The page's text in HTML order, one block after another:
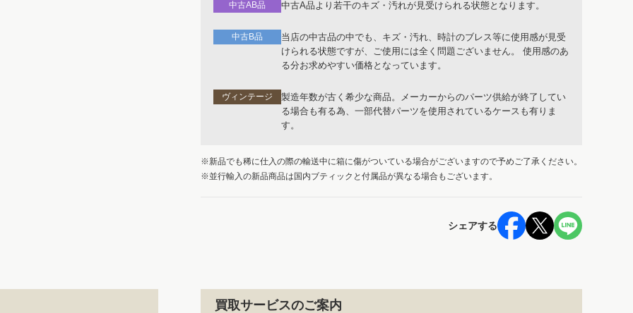
中古AB品 中古A品より若干のキズ・汚れが見受けられる状態となります。
中古B品
当店の中古品の中でも、キズ・汚れ、時計のブレス等に使用感が見受
けられる状態ですが、ご使用には全く問題ございません。 使用感のあ
る分お求めやすい価格となっています。
ヴィンテージ
製造年数が古く希少な商品。メーカーからのパーツ供給が終了してい
る場合も有る為、一部代替パーツを使用されているケースも有りま
す。
※新品でも稀に仕入の際の輸送中に箱に傷がついている場合がございますので予めご了承ください。
※並行輸入の新品商品は国内ブティックと付属品が異なる場合もございます。
シェアする
買取サービスのご案内